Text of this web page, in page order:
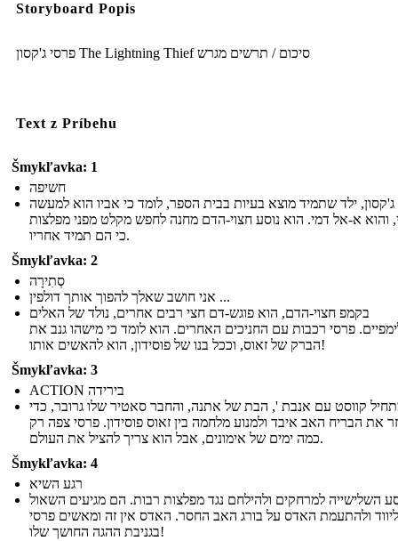
Storyboard Popis
פרסי ג'קסון The Lightning Thief סיכום / תרשים מגרש
Text z Príbehu
Šmykľavka: 1
חשיפה
ג'קסון, ילד שתמיד מוצא בעיות בבית הספר, לומד כי אביו הוא למעשה
והוא א-אל דמי. הוא נוסע חצוי-הדם מחנה לחפש מקלט מפני מפלצות
כי הם תמיד אחריו.
Šmykľavka: 2
סְתִירָה
אני חושב שאלך להפוך אותך דולפין ...
בקמפ חצוי-הדם, הוא פוגש-דם חצי רבים אחרים, נולד של האלים
פרסי רכבות עם החניכים האחרים. הוא לומד כי מישהו גנב את
הברק של זאוס, וככל בנו של פוסידון, הוא להאשים אותו!
Šmykľavka: 3
ACTION בירידה
קווסט עם אנבת ', הבת של אתנה, והחבר סאטיר שלו גרובר, כדי
את הבריח האב איבד ולמנוע מלחמה בין זאוס פוסידון. פרסי צפה רק
כמה ימים של אימונים, אבל הוא צריך להציל את העולם.
Šmykľavka: 4
רגע השיא
השלישייה למרחקים ולהילחם נגד מפלצות רבות. הם מגיעים השאול
ולהתעמת האדס על בורג האב החסר. האדס אין זה ומאשים פרסי
בגניבת ההגה החושך שלו!